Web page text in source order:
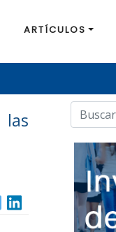
ARTÍCULOS
las